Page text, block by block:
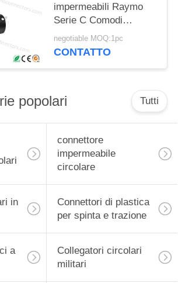
impermeabili Raymo
Serie C Comodi
femmina a tenuta
stagna
negotiable MOQ:1pc
CONTATTO
popolari Tutti
connettore
impermeabile
circolare
in
Connettori di plastica
per spinta e trazione
a
Collegatori circolari
militari